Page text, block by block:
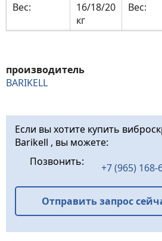
Вес:
16/18/20
кг
Вес:
производитель
BARIKELL
Если вы хотите купить
Barikell , вы можете:
Позвонить:
+7 (965) 168-
Отправить запрос